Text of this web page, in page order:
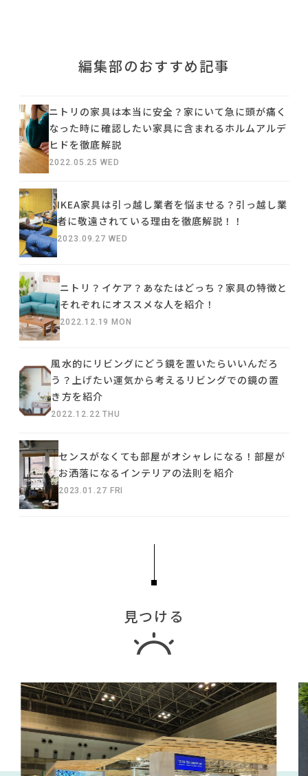
編集部のおすすめ記事
ニトリの家具は本当に安全？家にいて急に頭が痛く
なった時に確認したい家具に含まれるホルムアルデ
ヒドを徹底解説
2022.05.25 WED
IKEA家具は引っ越し業者を悩ませる？引っ越し業
者に敬遠されている理由を徹底解説！！
2023.09.27 WED
ニトリ？イケア？あなたはどっち？家具の特徴と
それぞれにオススメな人を紹介！
2022.12.19 MON
風水的にリビングにどう鏡を置いたらいいんだろ
う？上げたい運気から考えるリビングでの鏡の置
き方を紹介
2022.12.22 THU
センスがなくても部屋がオシャレになる！部屋が
お洒落になるインテリアの法則を紹介
2023.01.27 FRI
見つける